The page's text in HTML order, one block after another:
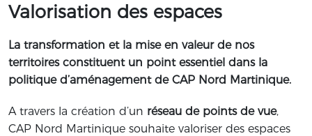
Valorisation des espaces
La transformation et la mise en valeur de nos
territoires constituent un point essentiel dans la
politique d’aménagement de CAP Nord Martinique.
A travers la création d’un réseau de points de vue,
CAP Nord Martinique souhaite valoriser des espaces